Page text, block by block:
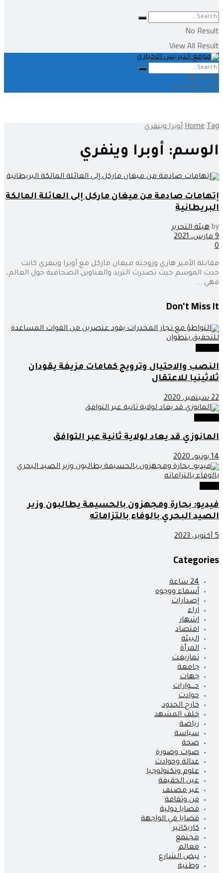
No Result
View All Result
No Result
View All Result
Home Tag أوبرا وينفري
الوسم: أوبرا وينفري
إتهامات صادمة من ميغان ماركل إلى العائلة المالكة
البريطانية
by هيئة التحرير
9 مارس، 2021
0
مقابلة الأمير هاري وزوجته ميغان ماركل مع أوبرا وينفري كانت
حدث الموسم حيث تصدرت الترند والعناوين الصحافية حول العالم،
فهي ...
Don't Miss It
النصب والاحتيال وترويج كمامات مزيفة يقودان
ثلاثينيا للاعتقال
22 سبتمبر، 2020
المانوزي قد يعاد لولاية ثانية عبر التوافق
14 يونيو، 2020
فيديو: بحارة ومجهزون بالحسيمة يطالبون وزير
الصيد البحري بالوفاء بالتزاماته
5 أكتوبر، 2023
Categories
24 ساعة
أسماء ووجوه
إصدارات
اراء
اشهار
اقتصاد
البيئة
المرأة
تمازيغت
جامعة
جهات
حــــوارات
حوادث
خارج الحدود
خلف المشهد
رياضة
سياسة
صحة
صوت وصورة
عدالة وحوادث
علوم وتكنولوجيا
عين الحقيقة
غير مصنف
فن وثقافة
قضايا دولية
قضايا في الواجهة
كاريكاتير
مجتمع
معالم
نبض الشارع
وطنية